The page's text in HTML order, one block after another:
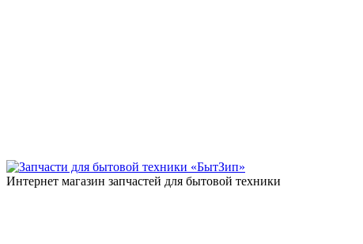
Интернет магазин запчастей для бытовой техники